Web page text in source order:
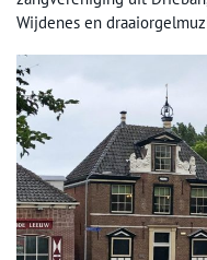
Wijdenes en